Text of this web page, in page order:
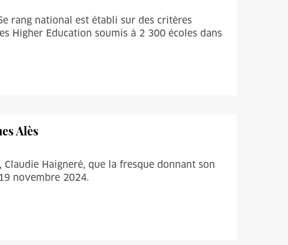
rang national est établi sur des critères
Higher Education soumis à 2 300 écoles dans
Alès
Claudie Haigneré, que la fresque donnant son
novembre 2024.